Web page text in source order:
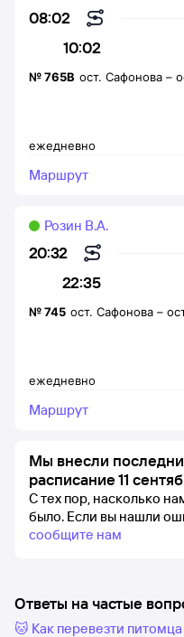
08:02
10:02
ежедневно
№765В ост. Сафонова –
Маршрут
20:32
22:35
Розин В.А.
ежедневно
№745 ост. Сафонова –
Маршрут
Мы внесли
расписание 11
С тех пор, насколько
было. Если вы нашли
сообщите нам
Ответы на частые
🐱 Как перевезти питомца